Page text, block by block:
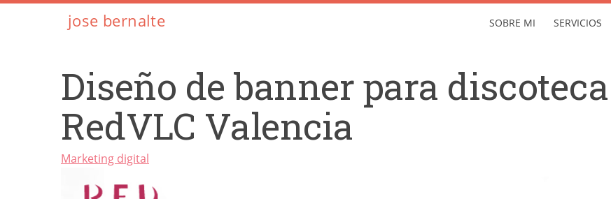
jose bernalte SOBRE MI SERVICIOS
Diseño de banner para discoteca
RedVLC Valencia
Marketing digital